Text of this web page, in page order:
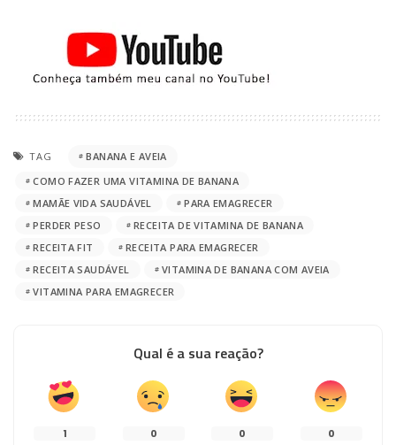
TAG
BANANA E AVEIA
COMO FAZER UMA VITAMINA DE BANANA
MAMÃE VIDA SAUDÁVEL
PARA EMAGRECER
PERDER PESO
RECEITA DE VITAMINA DE BANANA
RECEITA FIT
RECEITA PARA EMAGRECER
RECEITA SAUDÁVEL
VITAMINA DE BANANA COM AVEIA
VITAMINA PARA EMAGRECER
Qual é a sua reação?
1 0 0 0